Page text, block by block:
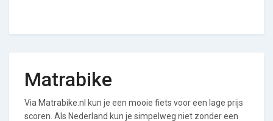
Matrabike
Via Matrabike.nl kun je een mooie fiets voor een lage prijs
scoren. Als Nederland kun je simpelweg niet zonder een